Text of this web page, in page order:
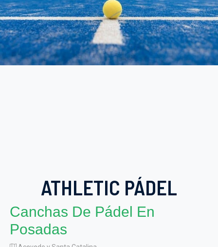
ATHLETIC PÁDEL
Canchas De Pádel En
Posadas